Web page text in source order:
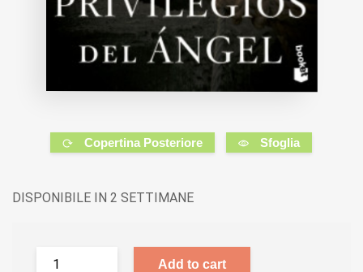
Copertina Posteriore Sfoglia
DISPONIBILE IN 2 SETTIMANE
Add to cart